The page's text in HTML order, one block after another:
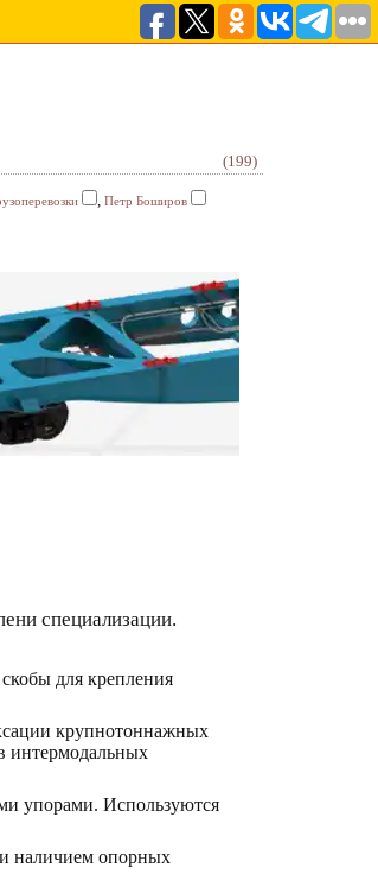
(199)
, Петр Боширов
специализации.
для крепления
крупнотоннажных
интермодальных
упорами. Используются
наличием опорных